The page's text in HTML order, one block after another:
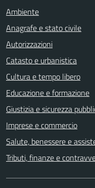
Ambiente
Anagrafe e stato civile
Autorizzazioni
Catasto e urbanistica
Cultura e tempo libero
Educazione e formazione
Giustizia e sicurezza
Imprese e commercio
Salute, benessere e
Tributi, finanze e